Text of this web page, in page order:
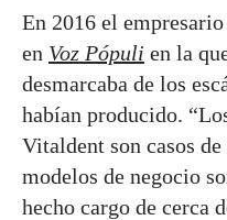
En 2016 el
en Voz Pópuli en la
desmarcaba de los
habían producido.
Vitaldent son casos
modelos de negocio
hecho cargo de cerca